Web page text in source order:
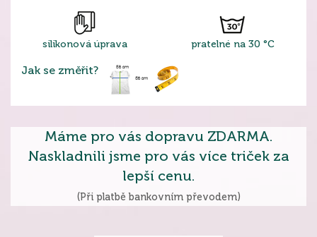
silikonová úprava pratelné na 30 °C
Jak se změřit?
Máme pro vás dopravu ZDARMA.
Naskladnili jsme pro vás více triček za
lepší cenu.
(Při platbě bankovním převodem)